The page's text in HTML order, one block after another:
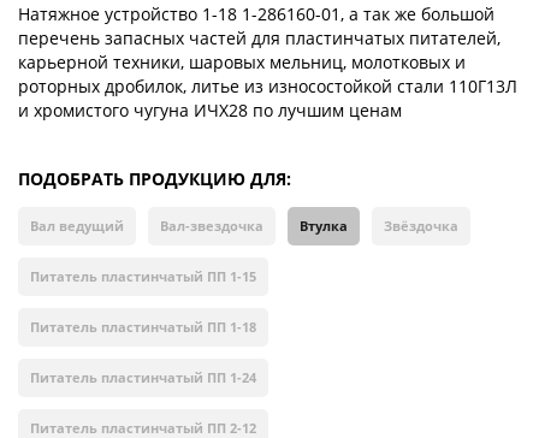
Натяжное устройство 1-18 1-286160-01, а так же большой
перечень запасных частей для пластинчатых питателей,
карьерной техники, шаровых мельниц, молотковых и
роторных дробилок, литье из износостойкой стали 110Г13Л
и хромистого чугуна ИЧХ28 по лучшим ценам
ПОДОБРАТЬ ПРОДУКЦИЮ ДЛЯ:
Вал ведущий Вал-звездочка Втулка Звёздочка
Питатель пластинчатый ПП 1-15
Питатель пластинчатый ПП 1-18
Питатель пластинчатый ПП 1-24
Питатель пластинчатый ПП 2-12